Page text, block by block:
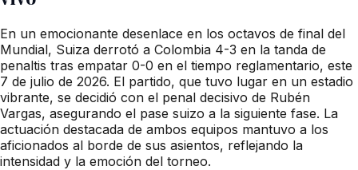
En un emocionante desenlace en los octavos de final del
Mundial, Suiza derrotó a Colombia 4-3 en la tanda de
penaltis tras empatar 0-0 en el tiempo reglamentario, este
7 de julio de 2026. El partido, que tuvo lugar en un estadio
vibrante, se decidió con el penal decisivo de Rubén
Vargas, asegurando el pase suizo a la siguiente fase. La
actuación destacada de ambos equipos mantuvo a los
aficionados al borde de sus asientos, reflejando la
intensidad y la emoción del torneo.